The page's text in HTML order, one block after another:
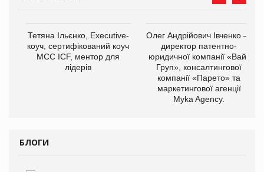
Тетяна Ільєнко, Executive-
коуч, сертифікований коуч
МСС ICF, ментор для
лідерів
Олег Андрійович Івченко —
директор патентно-
юридичної компанії «Вайз
Груп», консалтингової
компанії «Парето» та
маркетингової агенції
Myka Agency.
БЛОГИ